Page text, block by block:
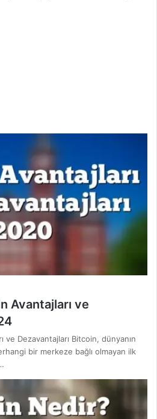
Avantajları ve
ve Dezavantajları Bitcoin, dünyanın
bir merkeze bağlı olmayan ilk